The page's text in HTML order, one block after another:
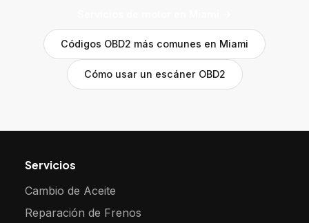
Códigos OBD2 más comunes en Miami
Cómo usar un escáner OBD2
Servicios
Cambio de Aceite
Reparación de Frenos